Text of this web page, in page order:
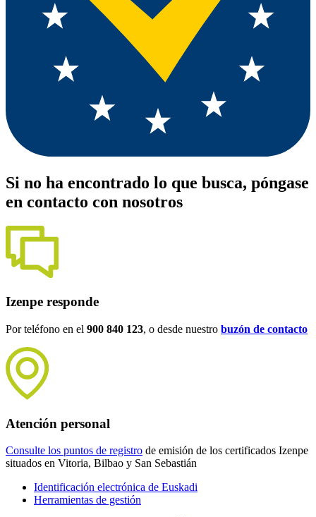
Si no ha encontrado lo que busca, póngase
en contacto con nosotros
Izenpe responde
Por teléfono en el 900 840 123, o desde nuestro buzón de contacto
Atención personal
Consulte los puntos de registro de emisión de los certificados Izenpe
situados en Vitoria, Bilbao y San Sebastián
Identificación electrónica de Euskadi
Herramientas de gestión